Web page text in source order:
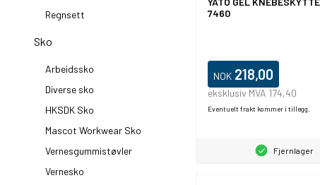
Regnsett
Sko
Arbeidssko
Diverse sko
HKSDK Sko
Mascot Workwear Sko
Vernesgummistøvler
Vernesko
7460
NOK 218,00
eksklusiv MVA 174,40
Eventuelt frakt kommer i tillegg.
Fjernlager